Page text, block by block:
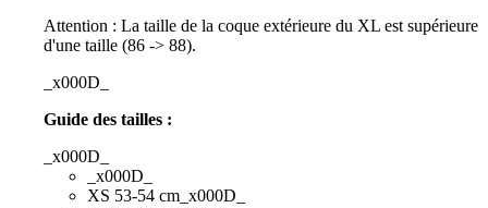
Attention : La taille de la coque extérieure du XL est supérieure
d'une taille (86 -> 88).
_x000D_
Guide des tailles :
_x000D_
_x000D_
XS 53-54 cm_x000D_